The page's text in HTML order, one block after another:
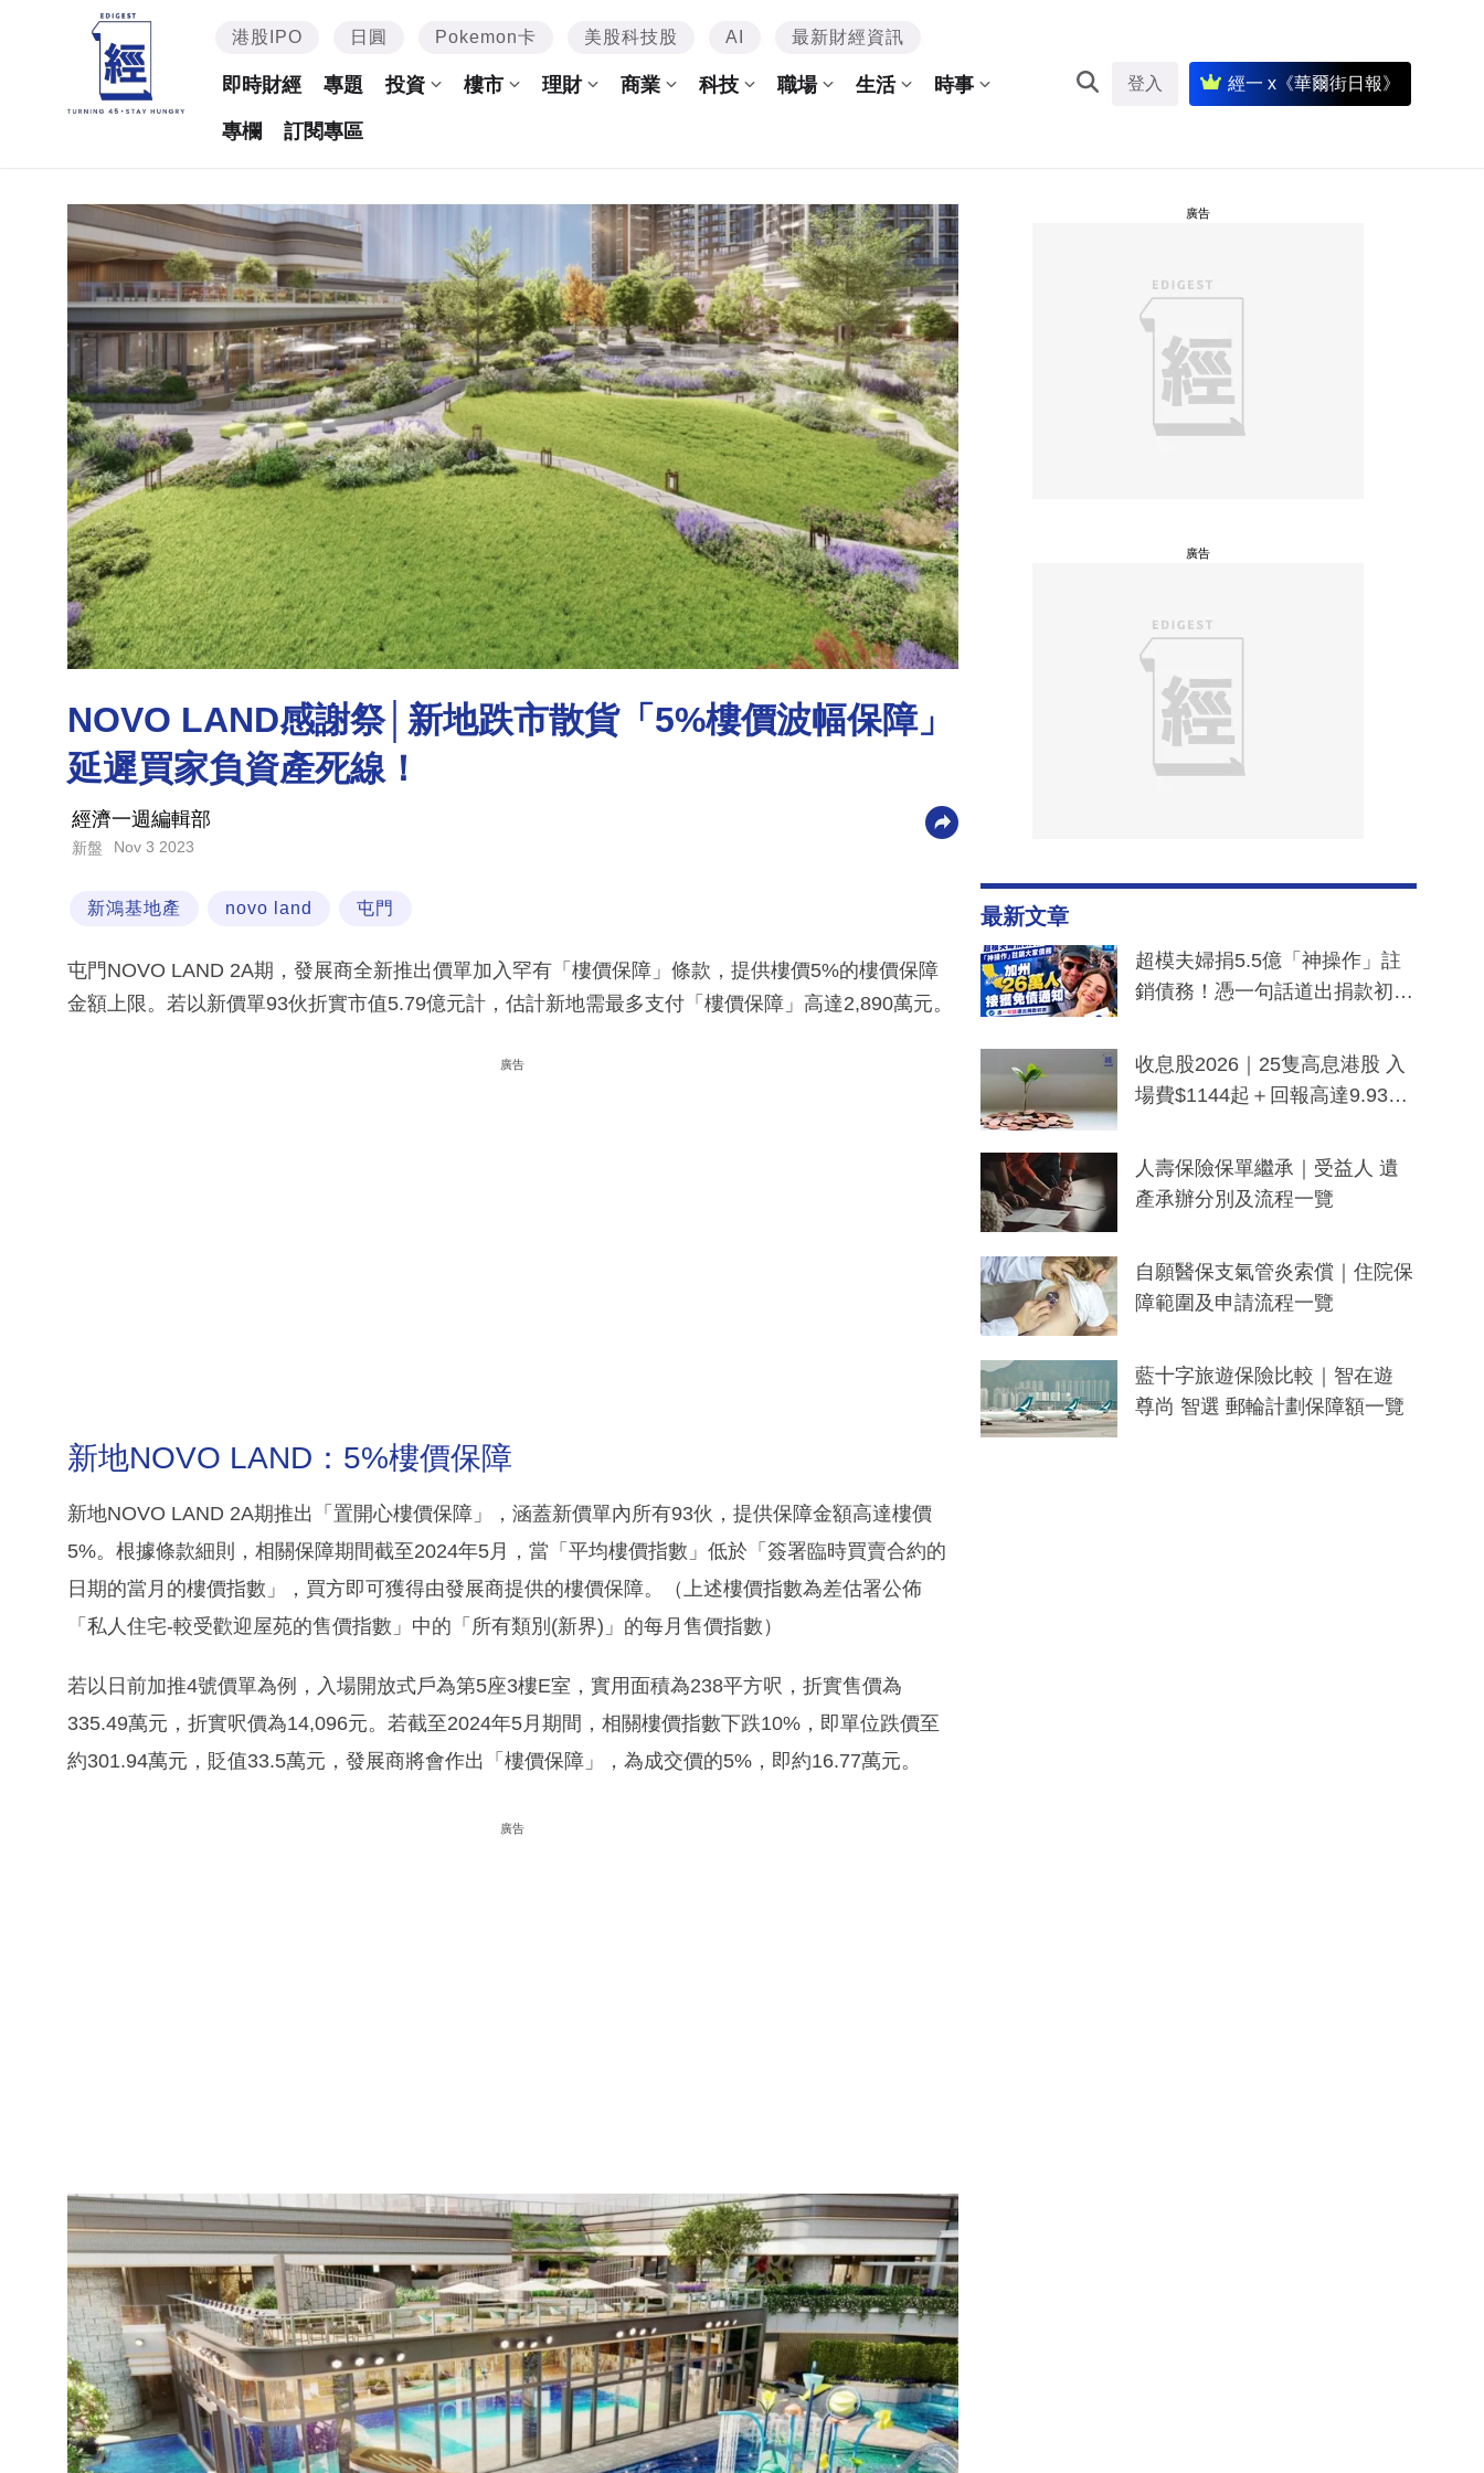
港股IPO 日圓 Pokemon卡 美股科技股 AI 最新財經資訊
即時財經 專題 投資 樓市 理財 商業 科技 職場 生活 時事
專欄 訂閱專區
登入 經一 x《華爾街日報》
NOVO LAND感謝祭│新地跌市散貨「5%樓價波幅保障」
延遲買家負資產死線！
經濟一週編輯部
新盤 Nov 3 2023
新鴻基地產 novo land 屯門
屯門NOVO LAND 2A期，發展商全新推出價單加入罕有「樓價保障」條款，提供樓價5%的樓價保障
金額上限。若以新價單93伙折實市值5.79億元計，估計新地需最多支付「樓價保障」高達2,890萬元。
廣告
新地NOVO LAND：5%樓價保障
新地NOVO LAND 2A期推出「置開心樓價保障」，涵蓋新價單內所有93伙，提供保障金額高達樓價
5%。根據條款細則，相關保障期間截至2024年5月，當「平均樓價指數」低於「簽署臨時買賣合約的
日期的當月的樓價指數」，買方即可獲得由發展商提供的樓價保障。（上述樓價指數為差估署公佈
「私人住宅-較受歡迎屋苑的售價指數」中的「所有類別(新界)」的每月售價指數）
若以日前加推4號價單為例，入場開放式戶為第5座3樓E室，實用面積為238平方呎，折實售價為
335.49萬元，折實呎價為14,096元。若截至2024年5月期間，相關樓價指數下跌10%，即單位跌價至
約301.94萬元，貶值33.5萬元，發展商將會作出「樓價保障」，為成交價的5%，即約16.77萬元。
廣告
廣告
廣告
最新文章
超模夫婦捐5.5億「神操作」註
銷債務！憑一句話道出捐款初
一度被誤當詐騙手段
收息股2026｜25隻高息港股 入
場費$1144起＋回報高達9.93
人壽保險保單繼承｜受益人 遺
產承辦分別及流程一覽
自願醫保支氣管炎索償｜住院保
障範圍及申請流程一覽
藍十字旅遊保險比較｜智在遊
尊尚 智選 郵輪計劃保障額一覽